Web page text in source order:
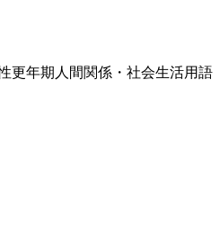
更年期 人間関係・社会生活用語